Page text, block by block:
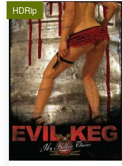
HDRip